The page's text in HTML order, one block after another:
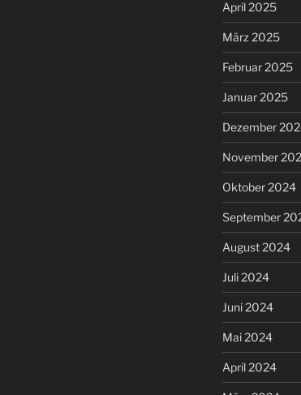
April 2025
März 2025
Februar 2025
Januar 2025
Dezember
November
Oktober 2024
September
August 2024
Juli 2024
Juni 2024
Mai 2024
April 2024